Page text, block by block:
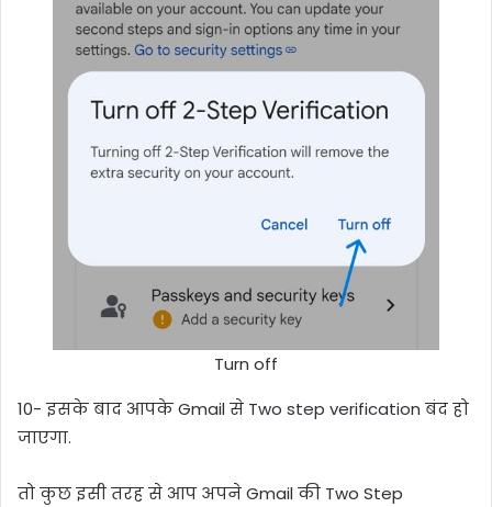
Turn off
10- इसके बाद आपके Gmail से Two step verification बंद हो
जाएगा.
तो कुछ इसी तरह से आप अपने Gmail की Two Step